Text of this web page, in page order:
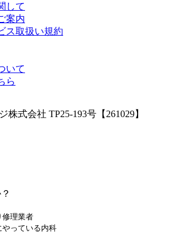
して
案内
ス取扱い規約
いて
ら
式会社 TP25-193号【261029】
修理業者
っている内科